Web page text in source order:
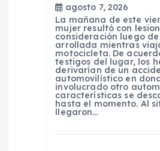
agosto 7, 2026
La mañana de este
mujer resultó con
consideración luego
arrollada mientras
motocicleta. De
testigos del lugar, los
derivarían de un
automovilístico en
involucrado otro
características se
hasta el momento. Al
llegaron…